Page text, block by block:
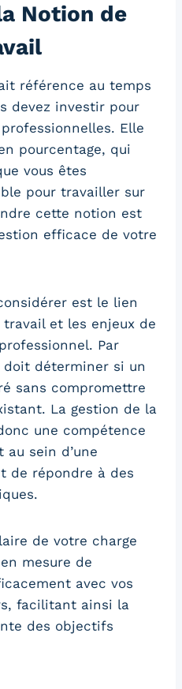
Notion de
référence au temps
devez investir pour
Elle
pourcentage, qui
vous êtes
pour travailler sur
cette notion est
efficace de votre
est le lien
et les enjeux de
Par
déterminer si un
sans compromettre
La gestion de la
une compétence
sein d’une
de répondre à des
de votre charge
mesure de
avec vos
facilitant ainsi la
des objectifs